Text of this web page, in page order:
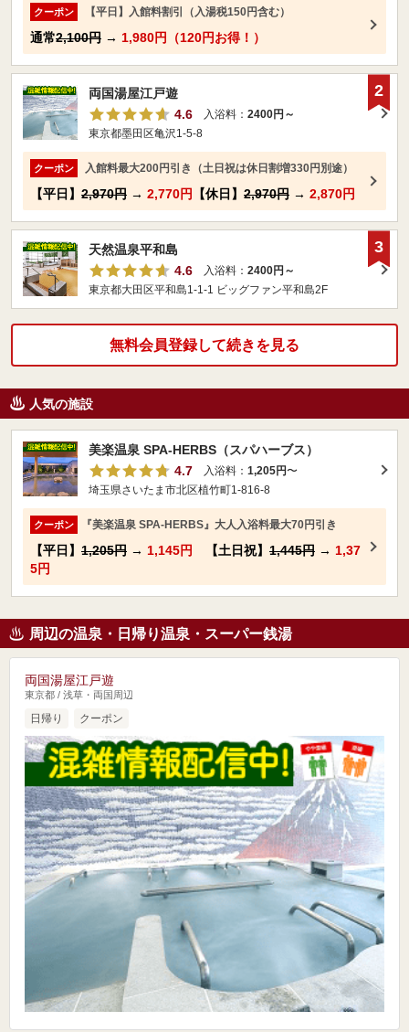
クーポン 【平日】入館料割引（入湯税150円含む）
通常2,100円 → 1,980円（120円お得！）
両国湯屋江戸遊
4.6
入浴料： 2400円～
東京都墨田区亀沢1-5-8
クーポン 入館料最大200円引き（土日祝は休日割増330円別途）
【平日】 2,970円 → 2,770円 【休日】 2,970円 → 2,870円
2
天然温泉平和島
4.6
入浴料： 2400円～
東京都大田区平和島1-1-1 ビッグファン平和島2F
3
無料会員登録して続きを見る
人気の施設
美楽温泉 SPA-HERBS（スパハーブス）
4.7
入浴料： 1,205円〜
埼玉県さいたま市北区植竹町1-816-8
クーポン 『美楽温泉 SPA-HERBS』大人入浴料最大70円引き
【平日】 1,205円 → 1,145円 【土日祝】 1,445円 → 1,37
5円
周辺の温泉・日帰り温泉・スーパー銭湯
両国湯屋江戸遊
東京都 / 浅草・両国周辺
日帰り クーポン